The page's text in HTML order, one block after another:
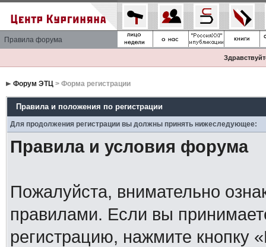
Правила форума
Форум ЭТЦ> Форма регистрации
Правила и положения по регистрации
Для продолжения регистрации вы должны принять нижеследующее:
Правила и условия форума
Пожалуйста, внимательно
правилами. Если вы
регистрацию, нажмите кнопку